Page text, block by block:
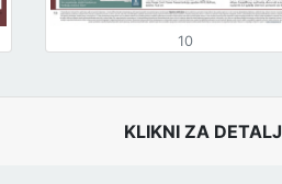
10
KLIKNI ZA